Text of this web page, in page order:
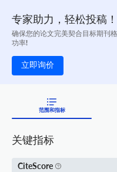
专家助力，轻松投稿！
确保您的论文完美契合目标期刊
功率!
立即询价
范围和指标
关键指标
CiteScore